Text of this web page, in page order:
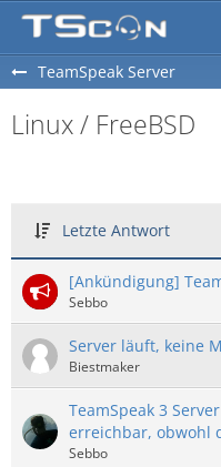
TeamSpeak Server
Linux / FreeBSD
Letzte Antwort
[Ankündigung]
Sebbo
Server läuft, keine
Biestmaker
TeamSpeak 3
erreichbar, obwohl
Sebbo